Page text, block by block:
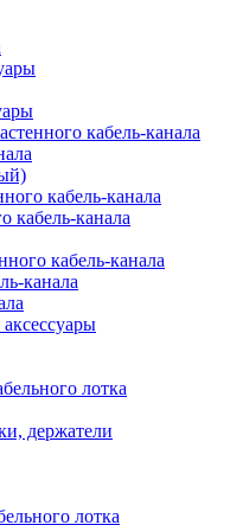
кабель-канала
кабель-канала
кабель-канала
кабель-канала
канала
лотка
держатели
лотка